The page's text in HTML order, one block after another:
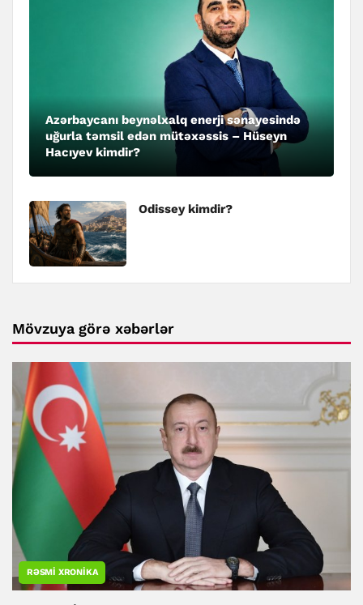
Azərbaycanı beynəlxalq enerji sənayesində
uğurla təmsil edən mütəxəssis – Hüseyn
Hacıyev kimdir?
Odissey kimdir?
Mövzuya görə xəbərlər
RƏSMI XRONIKA